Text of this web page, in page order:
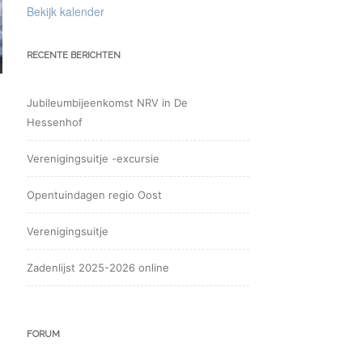
Bekijk kalender
RECENTE BERICHTEN
Jubileumbijeenkomst NRV in De
Hessenhof
Verenigingsuitje -excursie
Opentuindagen regio Oost
Verenigingsuitje
Zadenlijst 2025-2026 online
FORUM